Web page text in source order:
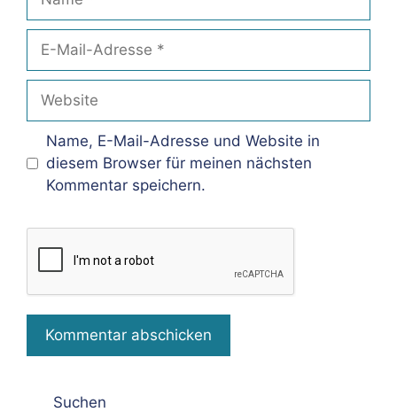
Mail-
Adresse
Name, E-Mail-Adresse und Website in
diesem Browser für meinen nächsten
Kommentar speichern.
Suchen